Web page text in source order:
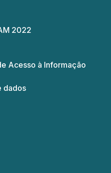
2022
Acesso à Informação
dados